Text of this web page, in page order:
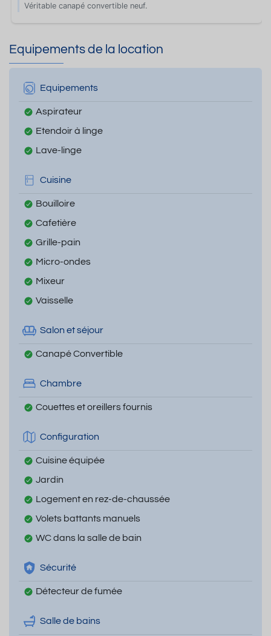
Véritable canapé convertible neuf.
Equipements de la location
Equipements
Aspirateur
Etendoir à linge
Lave-linge
Cuisine
Bouilloire
Cafetière
Grille-pain
Micro-ondes
Mixeur
Vaisselle
Salon et séjour
Canapé Convertible
Chambre
Couettes et oreillers fournis
Configuration
Cuisine équipée
Jardin
Logement en rez-de-chaussée
Volets battants manuels
WC dans la salle de bain
Sécurité
Détecteur de fumée
Salle de bains